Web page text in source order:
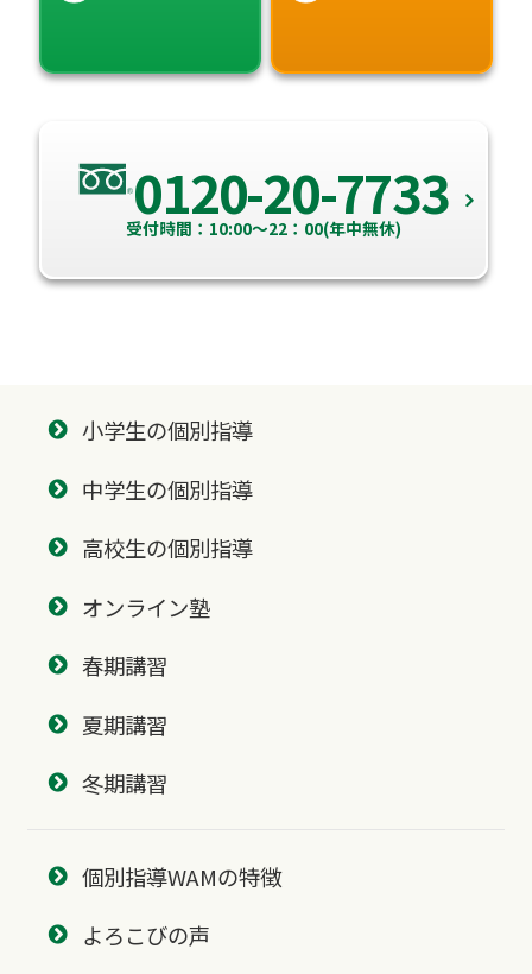
0120-20-7733
受付時間：10:00～22：00(年中無休)
小学生の個別指導
中学生の個別指導
高校生の個別指導
オンライン塾
春期講習
夏期講習
冬期講習
個別指導WAMの特徴
よろこびの声